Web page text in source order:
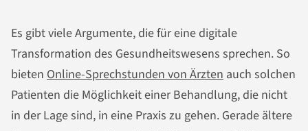
Es gibt viele Argumente, die für eine digitale
Transformation des Gesundheitswesens sprechen. So
bieten Online-Sprechstunden von Ärzten auch solchen
Patienten die Möglichkeit einer Behandlung, die nicht
in der Lage sind, in eine Praxis zu gehen. Gerade ältere